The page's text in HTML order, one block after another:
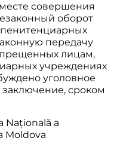
совершения
оборот
передачу
лицам,
учреждениях
уголовное
сроком
Națională a
Moldova